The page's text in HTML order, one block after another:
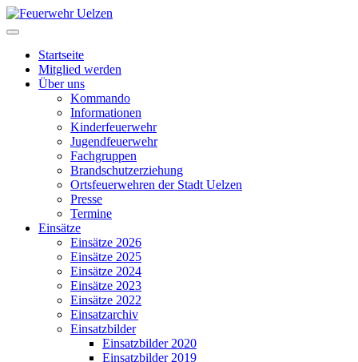
Startseite
Mitglied werden
Über uns
Kommando
Informationen
Kinderfeuerwehr
Jugendfeuerwehr
Fachgruppen
Brandschutzerziehung
Ortsfeuerwehren der Stadt Uelzen
Presse
Termine
Einsätze
Einsätze 2026
Einsätze 2025
Einsätze 2024
Einsätze 2023
Einsätze 2022
Einsatzarchiv
Einsatzbilder
Einsatzbilder 2020
Einsatzbilder 2019